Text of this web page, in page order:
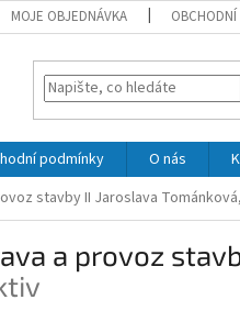
MOJE OBJEDNÁVKA
podmínky O nás
stavby II Jaroslava
a provoz